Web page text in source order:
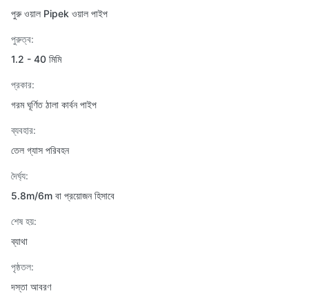
পুরু ওয়াল Pipek ওয়াল পাইপ
পুরুত্ব:
1.2 - 40 মিমি
প্রকার:
গরম ঘূর্ণিত ঠালা কার্বন পাইপ
ব্যবহার:
তেল গ্যাস পরিবহন
দৈর্ঘ্য:
5.8m/6m বা প্রয়োজন হিসাবে
শেষ হয়:
ব্যাথা
পৃষ্ঠতল:
দস্তা আবরণ